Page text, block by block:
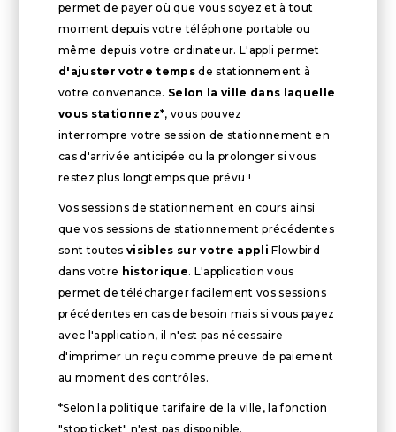
permet de payer où que vous soyez et à tout
moment depuis votre téléphone portable ou
même depuis votre ordinateur. L'appli permet
d'ajuster votre tempsde stationnement à
votre convenance. Selon la ville dans laquelle
vous stationnez*, vous pouvez
interrompre votre session de stationnement en
cas d'arrivée anticipée ou la prolonger si vous
restez plus longtemps que prévu !
Vos sessions de stationnement en cours ainsi
que vos sessions de stationnement précédentes
sont toutes visibles sur votre appli Flowbird
dans votre historique. L'application vous
permet de télécharger facilement vos sessions
précédentes en cas de besoin mais si vous payez
avec l'application, il n'est pas nécessaire
d'imprimer un reçu comme preuve de paiement
au moment des contrôles.
*Selon la politique tarifaire de la ville, la fonction
"stop ticket" n'est pas disponible.